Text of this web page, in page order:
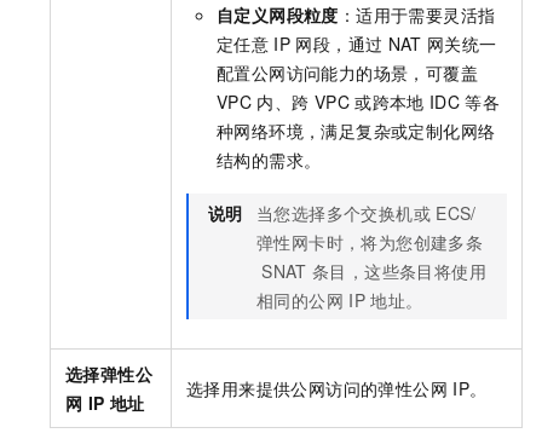
自定义网段粒度 ：适用于需要灵活指
定任意 IP 网段，通过 NAT 网关统一
配置公网访问能力的场景，可覆盖
VPC 内、跨 VPC 或跨本地 IDC 等各
种网络环境，满足复杂或定制化网络
结构的需求。
说明 当您选择多个交换机或 ECS/
弹性网卡时，将为您创建多条
SNAT 条目，这些条目将使用
相同的公网 IP 地址。
选择弹性公
网 IP 地址
选择用来提供公网访问的弹性公网 IP。